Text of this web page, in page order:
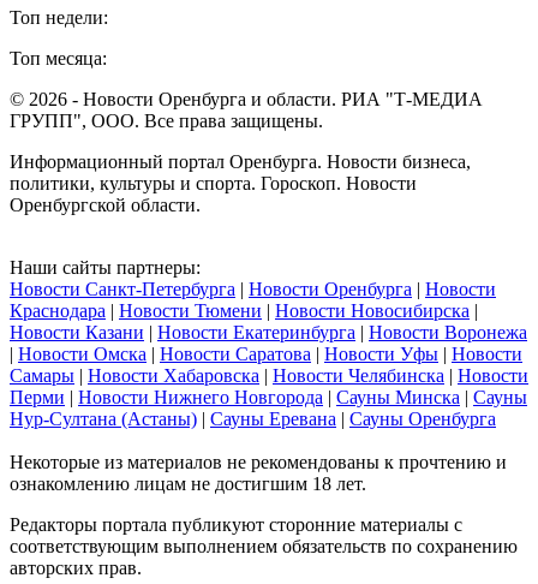
Топ недели:
Топ месяца:
© 2026 - Новости Оренбурга и области. РИА "Т-МЕДИА
ГРУПП", ООО. Все права защищены.
Информационный портал Оренбурга. Новости бизнеса,
политики, культуры и спорта. Гороскоп. Новости
Оренбургской области.
Наши сайты партнеры:
Новости Санкт-Петербурга | Новости Оренбурга | Новости
Краснодара | Новости Тюмени | Новости Новосибирска |
Новости Казани | Новости Екатеринбурга | Новости Воронежа
| Новости Омска | Новости Саратова | Новости Уфы | Новости
Самары | Новости Хабаровска | Новости Челябинска | Новости
Перми | Новости Нижнего Новгорода | Сауны Минска | Сауны
Нур-Султана (Астаны) | Сауны Еревана | Сауны Оренбурга
Некоторые из материалов не рекомендованы к прочтению и
ознакомлению лицам не достигшим 18 лет.
Редакторы портала публикуют сторонние материалы с
соответствующим выполнением обязательств по сохранению
авторских прав.